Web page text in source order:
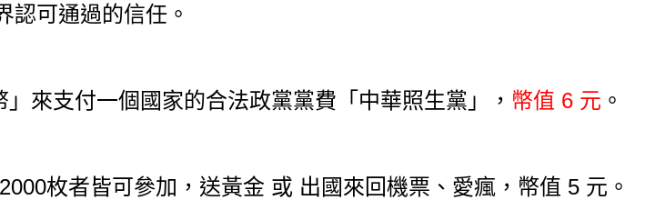
認可通過的信任。
來支付一個國家的合法政黨黨費「中華照生黨」， 幣值 6 元 。
枚者皆可參加，送黃金 或 出國來回機票、愛瘋，幣值 5 元。